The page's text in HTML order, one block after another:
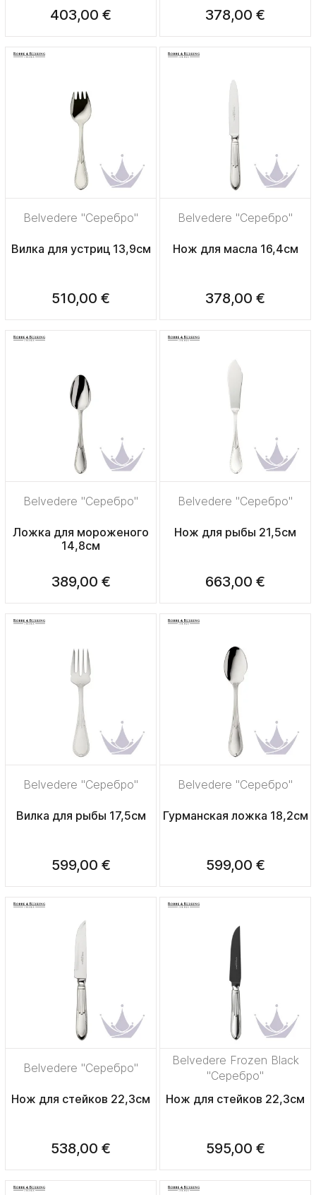
403,00 € 378,00 €
Belvedere "Серебро"
Вилка для устриц 13,9см
510,00 €
Belvedere "Серебро"
Нож для масла 16,4см
378,00 €
Belvedere "Серебро"
Ложка для мороженого
14,8см
389,00 €
Belvedere "Серебро"
Нож для рыбы 21,5см
663,00 €
Belvedere "Серебро"
Вилка для рыбы 17,5см
599,00 €
Belvedere "Серебро"
Гурманская ложка 18,2см
599,00 €
Belvedere "Серебро"
Нож для стейков 22,3см
538,00 €
Belvedere Frozen Black
"Серебро"
Нож для стейков 22,3см
595,00 €